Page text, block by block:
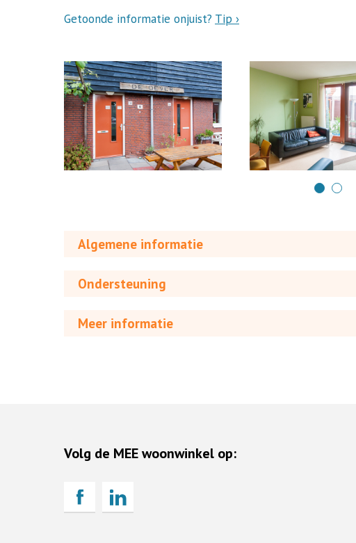
Getoonde informatie onjuist? Tip ›
Algemene informatie
Ondersteuning
Meer informatie
Volg de MEE woonwinkel op: